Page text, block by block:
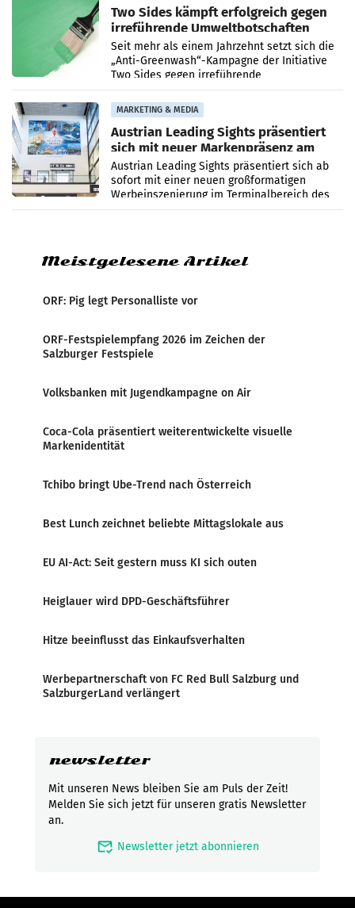
Two Sides kämpft erfolgreich gegen
irreführende Umweltbotschaften
beim Papiereinsatz
Seit mehr als einem Jahrzehnt setzt sich die
„Anti-Greenwash“-Kampagne der Initiative
Two Sides gegen irreführende
Umweltaussagen bei Papierkommunikation
und papierbasierten Verpackungen
MARKETING & MEDIA
Austrian Leading Sights präsentiert
sich mit neuer Markenpräsenz am
Flughafen Wien
Austrian Leading Sights präsentiert sich ab
sofort mit einer neuen großformatigen
Werbeinszenierung im Terminalbereich des
Flughafen Wien. Die Präsenz befindet sich im
Meistgelesene Artikel
ORF: Pig legt Personalliste vor
ORF-Festspielempfang 2026 im Zeichen der
Salzburger Festspiele
Volksbanken mit Jugendkampagne on Air
Coca-Cola präsentiert weiterentwickelte visuelle
Markenidentität
Tchibo bringt Ube-Trend nach Österreich
Best Lunch zeichnet beliebte Mittagslokale aus
EU AI-Act: Seit gestern muss KI sich outen
Heiglauer wird DPD-Geschäftsführer
Hitze beeinflusst das Einkaufsverhalten
Werbepartnerschaft von FC Red Bull Salzburg und
SalzburgerLand verlängert
newsletter
Mit unseren News bleiben Sie am Puls der Zeit!
Melden Sie sich jetzt für unseren gratis Newsletter
an.
mark_email_read Newsletter jetzt abonnieren